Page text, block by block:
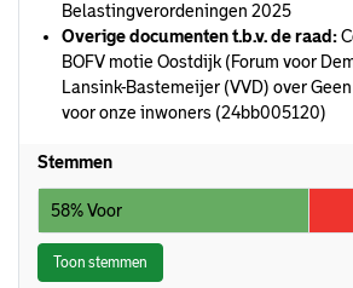
Belastingverordeningen 2025
Overige documenten t.b.v. de raad:
BOFV motie Oostdijk (Forum voor
Lansink-Bastemeijer (VVD) over
voor onze inwoners (24bb005120)
Stemmen
58% Voor
Toon stemmen